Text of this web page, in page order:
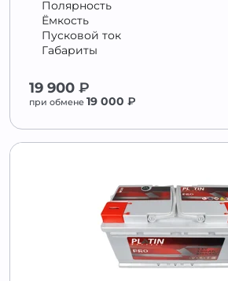
Полярность
Ёмкость
Пусковой ток
Габариты
19 900 ₽
при обмене 19 000 ₽